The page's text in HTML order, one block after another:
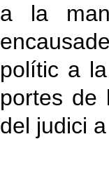
a la
polític a
portes de
del judici